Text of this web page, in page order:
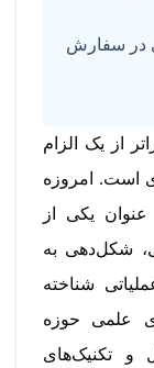
در سفارش
از یک الزام
است. امروزه
یکی از
شکل‌دهی به
شناخته
علمی حوزه
و تکنیک‌های